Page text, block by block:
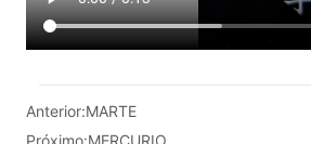
Anterior:MARTE